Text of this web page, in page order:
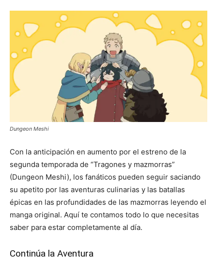
Dungeon Meshi
Con la anticipación en aumento por el estreno de la
segunda temporada de “Tragones y mazmorras”
(Dungeon Meshi), los fanáticos pueden seguir saciando
su apetito por las aventuras culinarias y las batallas
épicas en las profundidades de las mazmorras leyendo el
manga original. Aquí te contamos todo lo que necesitas
saber para estar completamente al día.
Continúa la Aventura